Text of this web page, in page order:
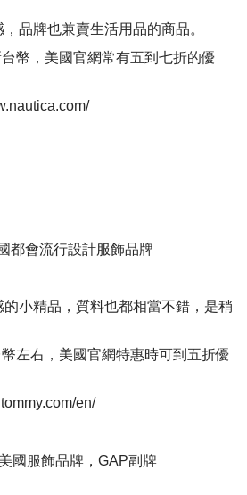
品牌也兼賣生活用品的商品。
幣，美國官網常有五到七折的優
小精品，質料也都相當不錯，是稍
左右，美國官網特惠時可到五折優
en/